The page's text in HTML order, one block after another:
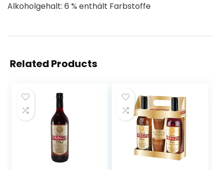
Alkoholgehalt: 6 % enthält Farbstoffe
Related Products